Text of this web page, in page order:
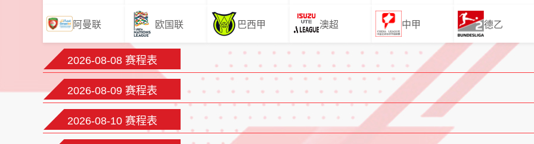
阿曼联 欧国联 巴西甲 澳超 中甲 德乙
2026-08-08 赛程表
2026-08-09 赛程表
2026-08-10 赛程表